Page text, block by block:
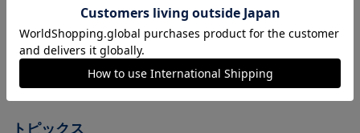
26/27 レプリカユニフォ
ーム(FP1st)
17,600円～21,901円
26/27 オーセンティック
ユニフォーム(FP1st)
26,100円～30,400円
コンフィットシャツ（20
トピックス